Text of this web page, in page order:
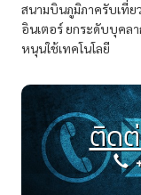
สนามบินภูมิภาครับเที่ย
อินเตอร์ ยกระดับบุคล
หนุนใช้เทคโนโลยี
ติด